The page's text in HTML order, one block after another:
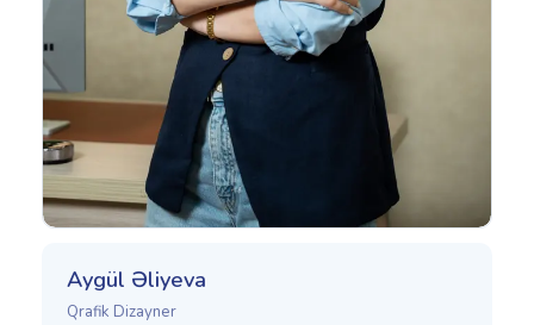
Aygül Əliyeva
Qrafik Dizayner